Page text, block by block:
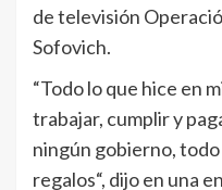
de televisión
Sofovich.
“Todo lo que hice en
trabajar, cumplir y
ningún gobierno, todo
regalos“, dijo en una